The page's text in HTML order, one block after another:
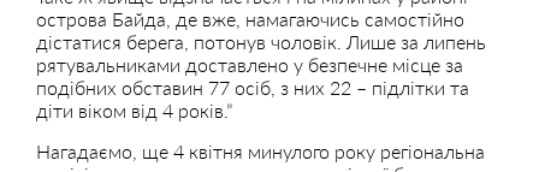
острова Байда, де вже, намагаючись самостійно
дістатися берега, потонув чоловік. Лише за липень
рятувальниками доставлено у безпечне місце за
подібних обставин 77 осіб, з них 22 – підлітки та
діти віком від 4 років.”
Нагадаємо, ще 4 квітня минулого року регіональна